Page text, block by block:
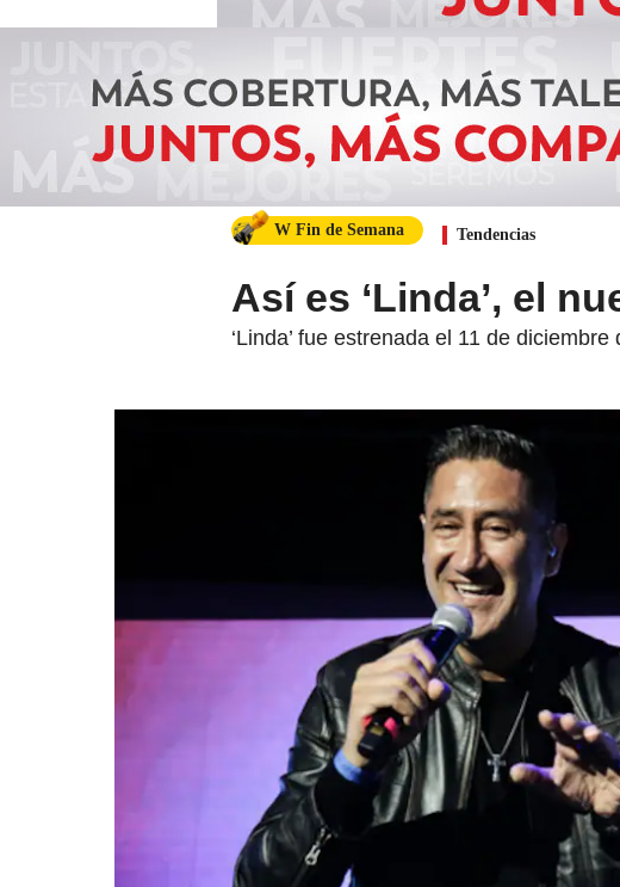
W Fin de Semana Tendencias
Así es ‘Linda’, el
‘Linda’ fue estrenada el 11 de diciembre